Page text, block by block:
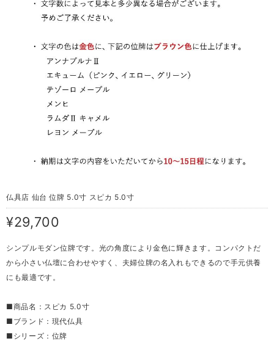
仏具店 仙台 位牌 5.0寸 スピカ 5.0寸
¥29,700
シンプルモダン位牌です。光の角度により金色に輝きます。コンパクトだ
から小さい仏壇に合わせやすく、夫婦位牌の名入れもできるので手元供養
にも最適です。
■商品名：スピカ 5.0寸
■ブランド：現代仏具
■シリーズ：位牌